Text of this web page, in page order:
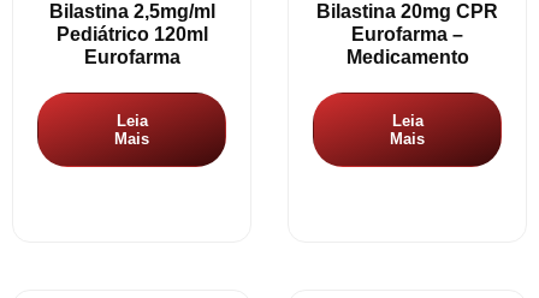
Bilastina 2,5mg/ml
Pediátrico 120ml
Eurofarma
Leia
Mais
Bilastina 20mg CPR
Eurofarma –
Medicamento
Leia
Mais